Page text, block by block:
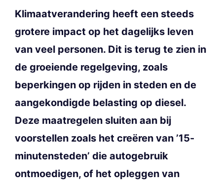
Klimaatverandering heeft een steeds
grotere impact op het dagelijks leven
van veel personen. Dit is terug te zien in
de groeiende regelgeving, zoals
beperkingen op rijden in steden en de
aangekondigde belasting op diesel.
Deze maatregelen sluiten aan bij
voorstellen zoals het creëren van ’15-
minutensteden’ die autogebruik
ontmoedigen, of het opleggen van